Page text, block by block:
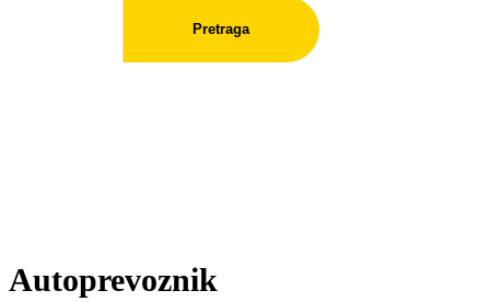
Pretraga
Autoprevoznik